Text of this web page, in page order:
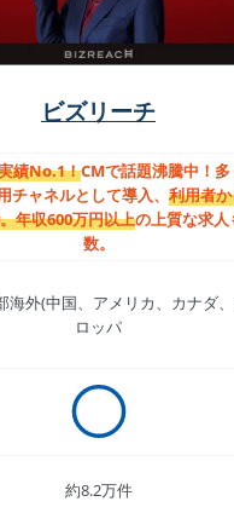
ビズリーチ
績No.1！CMで話題沸騰中！
チャネルとして導入、 利用者
年収600万円以上の上質な求人
数。
海外(中国、アメリカ、カナダ
ロッパ
約8.2万件